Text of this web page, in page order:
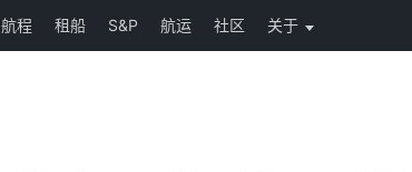
航程 租船 S&P 航运 社区 关于